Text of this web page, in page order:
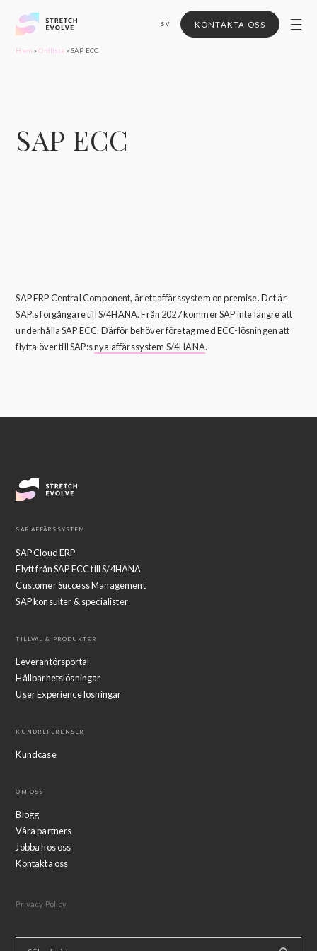
SV KONTAKTA OSS
Hem »Ordlista »SAP ECC
SAP ECC
SAP ERP Central Component, är ett affärssystem on premise. Det är
SAP:s förgångare till S/4HANA. Från 2027 kommer SAP inte längre att
underhålla SAP ECC. Därför behöver företag med ECC-lösningen att
flytta över till SAP:snya affärssystem S/4HANA.
SAP AFFÄRSSYSTEM
SAP Cloud ERP
Flytt från SAP ECC till S/4HANA
Customer Success Management
SAP konsulter & specialister
TILLVAL & PRODUKTER
Leverantörsportal
Hållbarhetslösningar
User Experience lösningar
KUNDREFERENSER
Kundcase
OM OSS
Blogg
Våra partners
Jobba hos oss
Kontakta oss
Privacy Policy